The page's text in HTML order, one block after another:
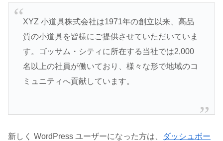
XYZ 小道具株式会社は1971年の創立以来、高品
質の小道具を皆様にご提供させていただいていま
す。ゴッサム・シティに所在する当社では2,000
名以上の社員が働いており、様々な形で地域のコ
ミュニティへ貢献しています。
新しく WordPress ユーザーになった方は、
ダッシュボー